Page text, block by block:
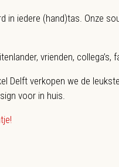
iedere (hand)tas. Onze
vrienden, collega’s,
Delft verkopen we de
voor in huis.